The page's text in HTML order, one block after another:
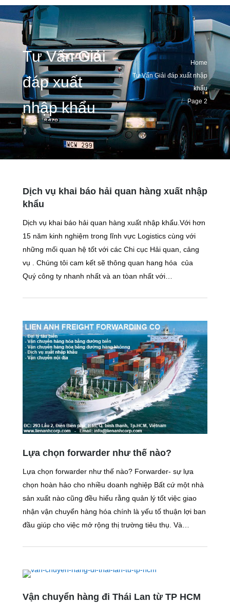
Tư Vấn Giải
đáp xuất
nhập khẩu
You are here:
Home
Tư Vấn Giải đáp xuất nhập
khẩu
Page 2
Dịch vụ khai báo hải quan hàng xuất nhập
khẩu
Dịch vụ khai báo hải quan hàng xuất nhập khẩu.Với hơn
15 năm kinh nghiệm trong lĩnh vực Logistics cùng với
những mối quan hệ tốt với các Chi cục Hải quan, cảng
vụ . Chúng tôi cam kết sẽ thông quan hang hóa của
Quý công ty nhanh nhất và an tòan nhất với…
Lựa chọn forwarder như thế nào?
Lựa chọn forwarder như thế nào? Forwarder- sự lựa
chọn hoàn hảo cho nhiều doanh nghiệp Bất cứ một nhà
sản xuất nào cũng đều hiểu rằng quản lý tốt việc giao
nhận vận chuyển hàng hóa chính là yếu tố thuận lợi ban
đầu giúp cho việc mở rộng thị trường tiêu thụ. Và…
Vận chuyển hàng đi Thái Lan từ TP HCM